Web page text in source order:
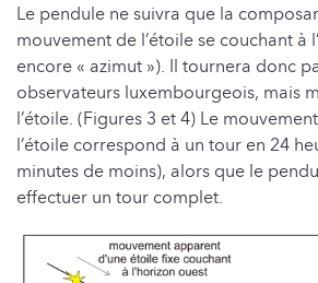
Le pendule ne suivra que la
mouvement de l’étoile se couchant à
encore « azimut »). Il tournera donc
observateurs luxembourgeois, mais
l’étoile. (Figures 3 et 4) Le
l’étoile correspond à un tour en 24
minutes de moins), alors que le
effectuer un tour complet.